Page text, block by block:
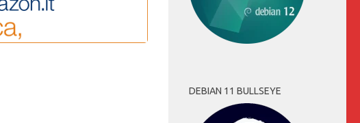
DEBIAN 11 BULLSEYE